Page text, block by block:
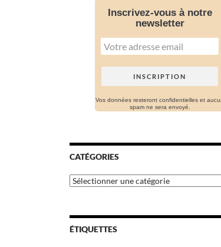
Inscrivez-vous à notre
newsletter
Vos données resteront confidentielles et
spam ne sera envoyé.
CATÉGORIES
Catégories
ÉTIQUETTES